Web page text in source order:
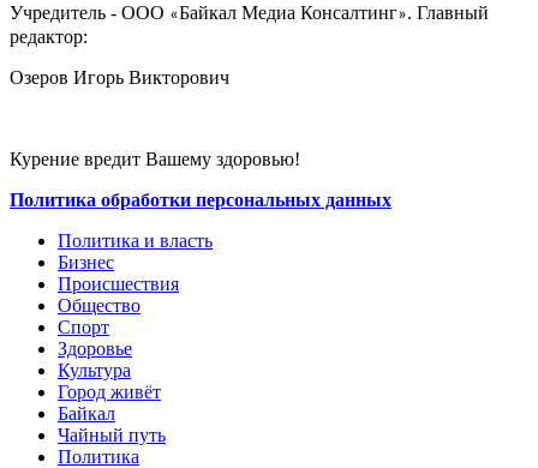
Учредитель - ООО «Байкал Медиа Консалтинг». Главный
редактор:
Озеров Игорь Викторович
Курение вредит Вашему здоровью!
Политика обработки персональных данных
Политика и власть
Бизнес
Происшествия
Общество
Cпорт
Здоровье
Культура
Город живёт
Байкал
Чайный путь
Политика